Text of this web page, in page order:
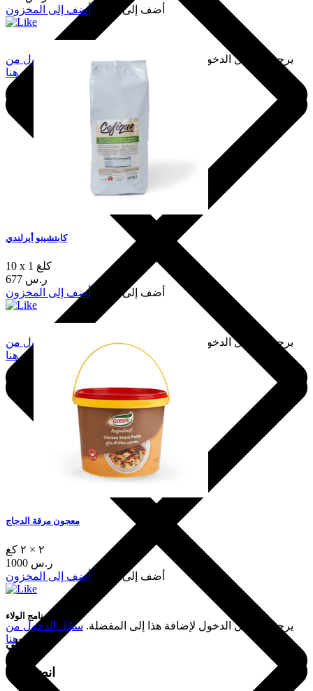
أضف إلى السلة
أضف إلى المخزون
يرجى تسجيل الدخول لإضافة هذا إلى المفضلة.
سجّل الدخول من
هنا
كابتشينو أيرلندي
10 x 1 كلغ
677 ر.س
أضف إلى السلة
أضف إلى المخزون
يرجى تسجيل الدخول لإضافة هذا إلى المفضلة.
سجّل الدخول من
هنا
معجون مرقة الدجاج
٢ × ٢ كغ
1000 ر.س
أضف إلى السلة
أضف إلى المخزون
يرجى تسجيل الدخول لإضافة هذا إلى المفضلة. سجّل الدخول من
هنا
برنامج الولاء
انضم الي
انضم إلى